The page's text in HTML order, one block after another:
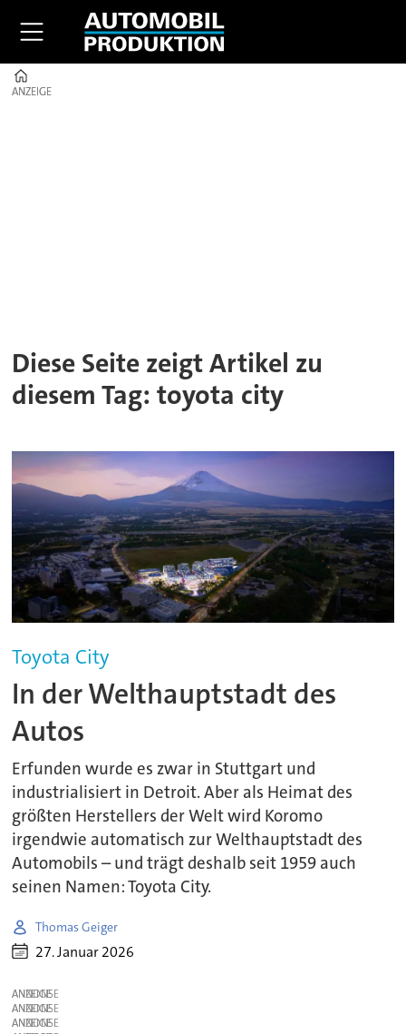
ANZEIGE
ANZEIGE
Diese Seite zeigt Artikel zu
diesem Tag: toyota city
Toyota City
In der Welthauptstadt des
Autos
Erfunden wurde es zwar in Stuttgart und
industrialisiert in Detroit. Aber als Heimat des
größten Herstellers der Welt wird Koromo
irgendwie automatisch zur Welthauptstadt des
Automobils – und trägt deshalb seit 1959 auch
seinen Namen: Toyota City.
Thomas Geiger
27. Januar 2026
ANZEIGE
ANZEIGE
ANZEIGE